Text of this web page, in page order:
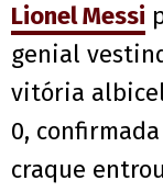
Lionel Messi
genial
vitória
0,
craque